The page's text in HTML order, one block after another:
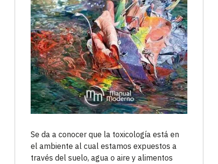
Se da a conocer que la toxicología está en
el ambiente al cual estamos expuestos a
través del suelo, agua o aire y alimentos